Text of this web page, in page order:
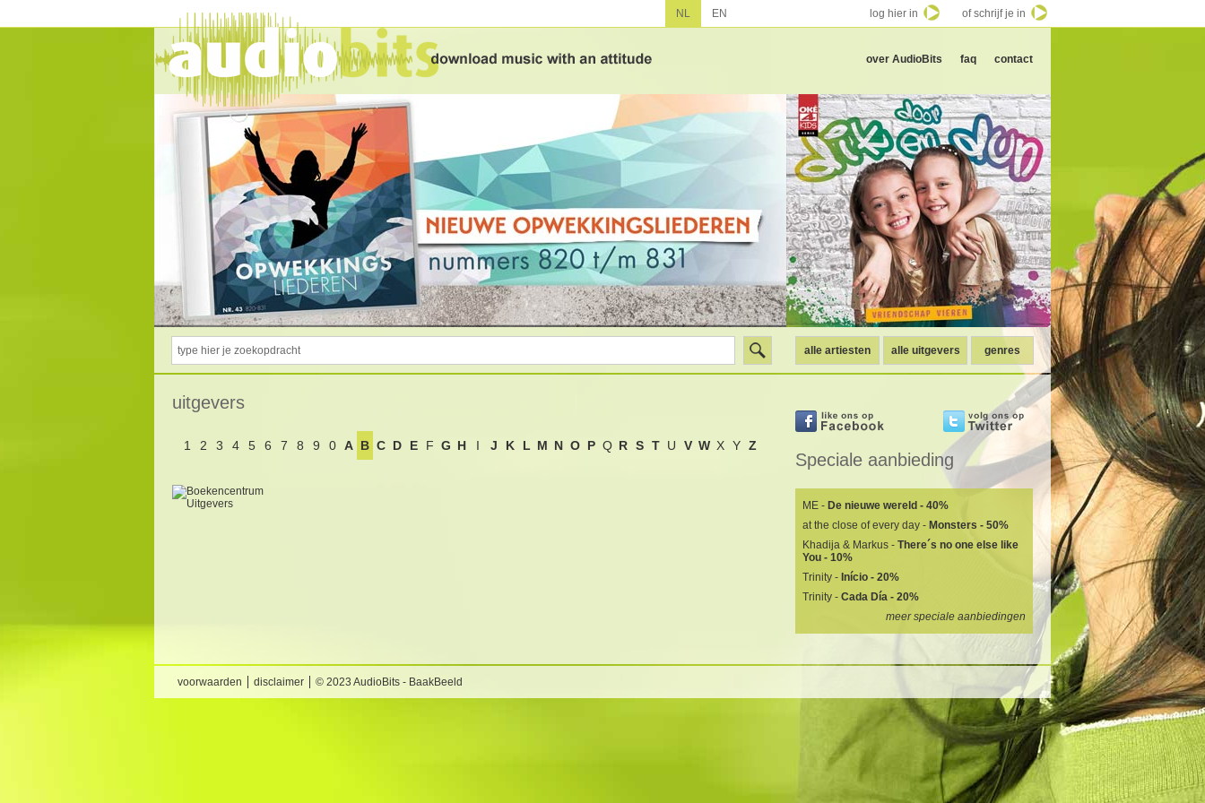
over AudioBits faq contact
alle artiesten alle uitgevers genres
uitgevers
1 2 3 4 5 6 7 8 9 0 A B C D E F G H I J K L M N O P Q R S T U V W X Y Z
Speciale aanbieding
ME - De nieuwe wereld - 40%
at the close of every day - Monsters - 50%
Khadija & Markus - There´s no one else like
You - 10%
Trinity - Início - 20%
Trinity - Cada Día - 20%
meer speciale aanbiedingen
voorwaarden disclaimer © 2023 AudioBits - BaakBeeld
NL EN log hier in of schrijf je in